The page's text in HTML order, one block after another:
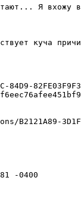
Я вхожу
куча
3D1F-
-0400